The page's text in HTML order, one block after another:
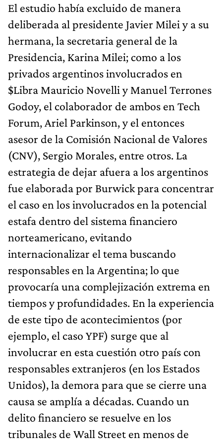
El estudio había excluido de manera
deliberada al presidente Javier Milei y a su
hermana, la secretaria general de la
Presidencia, Karina Milei; como a los
privados argentinos involucrados en
$Libra Mauricio Novelli y Manuel Terrones
Godoy, el colaborador de ambos en Tech
Forum, Ariel Parkinson, y el entonces
asesor de la Comisión Nacional de Valores
(CNV), Sergio Morales, entre otros. La
estrategia de dejar afuera a los argentinos
fue elaborada por Burwick para concentrar
el caso en los involucrados en la potencial
estafa dentro del sistema financiero
norteamericano, evitando
internacionalizar el tema buscando
responsables en la Argentina; lo que
provocaría una complejización extrema en
tiempos y profundidades. En la experiencia
de este tipo de acontecimientos (por
ejemplo, el caso YPF) surge que al
involucrar en esta cuestión otro país con
responsables extranjeros (en los Estados
Unidos), la demora para que se cierre una
causa se amplía a décadas. Cuando un
delito financiero se resuelve en los
tribunales de Wall Street en menos de